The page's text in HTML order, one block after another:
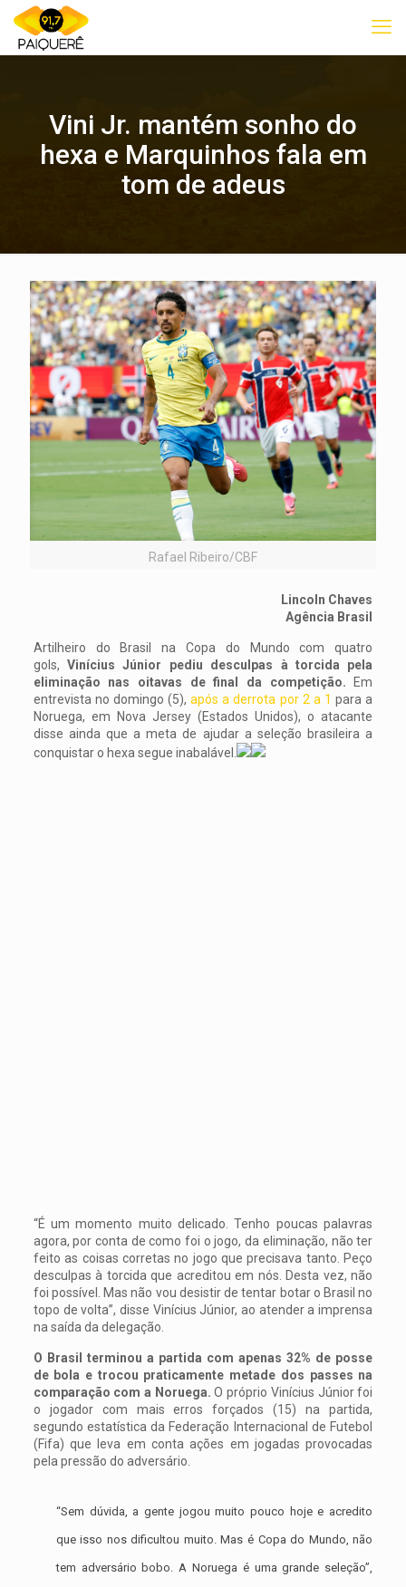
Vini Jr. mantém sonho do
hexa e Marquinhos fala em
tom de adeus
Rafael Ribeiro/CBF
Lincoln Chaves
Agência Brasil
Artilheiro do Brasil na Copa do Mundo com quatro
gols,Vinícius Júnior pediu desculpas à torcida pela
eliminação nas oitavas de final da competição. Em
entrevista no domingo (5),após a derrota por 2 a 1 para a
Noruega, em Nova Jersey (Estados Unidos), o atacante
disse ainda que a meta de ajudar a seleção brasileira a
conquistar o hexa segue inabalável.
“É um momento muito delicado. Tenho poucas palavras
agora, por conta de como foi o jogo, da eliminação, não ter
feito as coisas corretas no jogo que precisava tanto. Peço
desculpas à torcida que acreditou em nós. Desta vez, não
foi possível. Mas não vou desistir de tentar botar o Brasil no
topo de volta”, disse Vinícius Júnior, ao atender a imprensa
na saída da delegação.
O Brasil terminou a partida com apenas 32% de posse
de bola e trocou praticamente metade dos passes na
comparação com a Noruega. O próprio Vinícius Júnior foi
o jogador com mais erros forçados (15) na partida,
segundo estatística da Federação Internacional de Futebol
(Fifa) que leva em conta ações em jogadas provocadas
pela pressão do adversário.
“Sem dúvida, a gente jogou muito pouco hoje e acredito
que isso nos dificultou muito. Mas é Copa do Mundo, não
tem adversário bobo. A Noruega é uma grande seleção”,